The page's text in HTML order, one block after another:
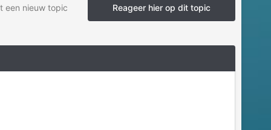
Reageer hier op dit topic
een nieuw topic